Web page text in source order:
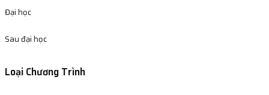
Đại học
Sau đại học
Loại Chương Trình